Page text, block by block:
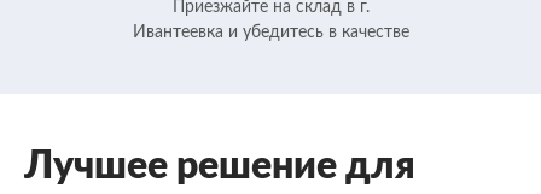
Приезжайте на склад в г.
Ивантеевка и убедитесь в качестве
Лучшее решение для